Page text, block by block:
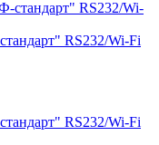
RS232/Wi-Fi